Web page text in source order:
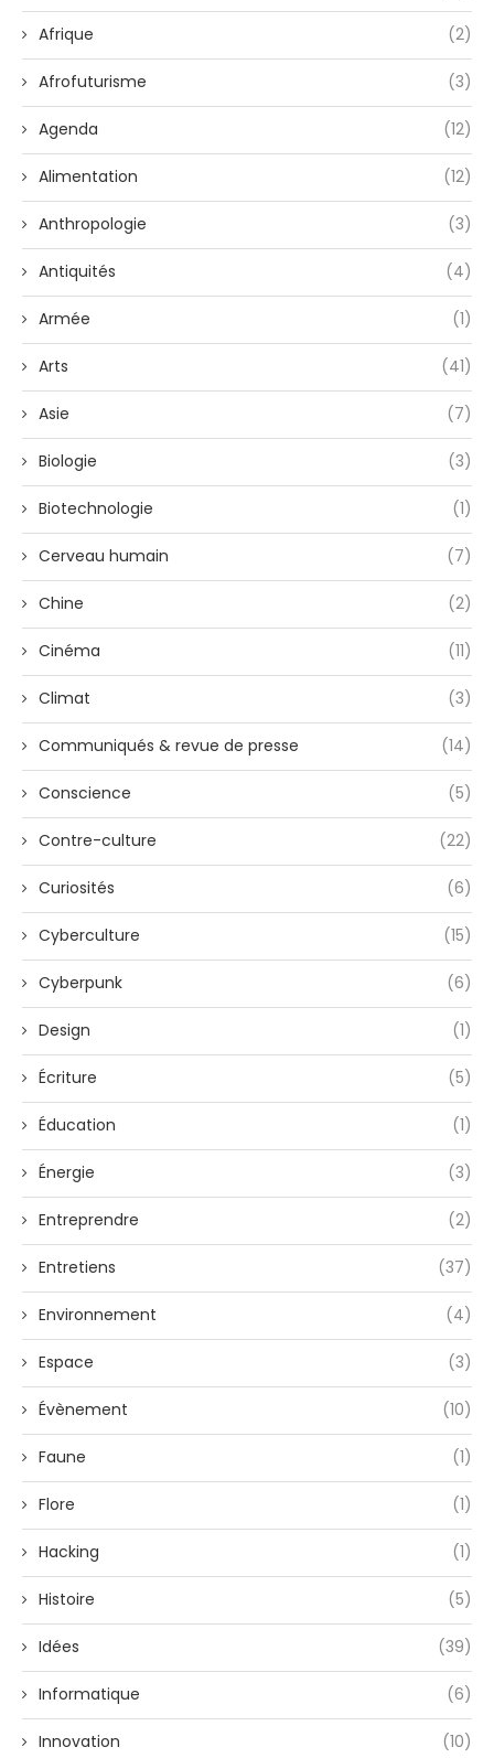
Afrique (2)
Afrofuturisme (3)
Agenda (12)
Alimentation (12)
Anthropologie (3)
Antiquités (4)
Armée (1)
Arts (41)
Asie (7)
Biologie (3)
Biotechnologie (1)
Cerveau humain (7)
Chine (2)
Cinéma (11)
Climat (3)
Communiqués & revue de presse (14)
Conscience (5)
Contre-culture (22)
Curiosités (6)
Cyberculture (15)
Cyberpunk (6)
Design (1)
Écriture (5)
Éducation (1)
Énergie (3)
Entreprendre (2)
Entretiens (37)
Environnement (4)
Espace (3)
Évènement (10)
Faune (1)
Flore (1)
Hacking (1)
Histoire (5)
Idées (39)
Informatique (6)
Innovation (10)